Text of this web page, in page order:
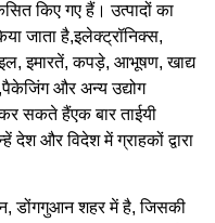
किए गए हैं। उत्पादों का
जाता है,इलेक्ट्रॉनिक्स,
इमारतें, कपड़े, आभूषण, खाद्य
और अन्य उद्योग
सकते हैंएक बार ताईयी
देश और विदेश में ग्राहकों द्वारा
डोंगगुआन शहर में है, जिसकी